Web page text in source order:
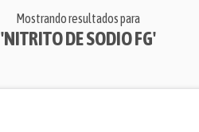
Mostrando resultados para
'NITRITO DE SODIO FG'